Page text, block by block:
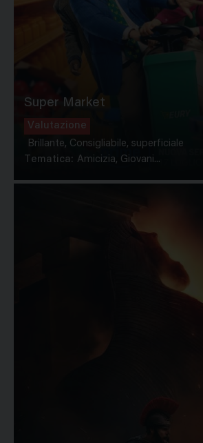
Super Market
Valutazione
Brillante, Consigliabile, superficiale
Tematica: Amicizia, Giovani...